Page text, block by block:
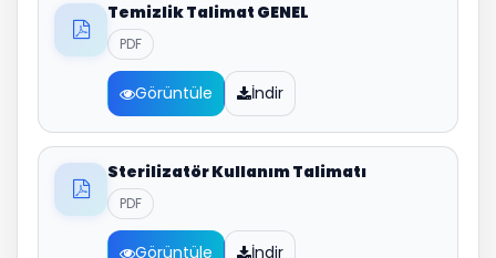
Temizlik Talimat GENEL
PDF
Görüntüle İndir
Sterilizatör Kullanım Talimatı
PDF
Görüntüle İndir